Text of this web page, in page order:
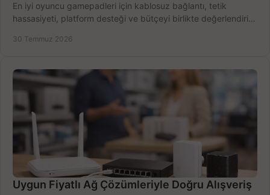
En iyi oyuncu gamepadleri için kablosuz bağlantı, tetik
hassasiyeti, platform desteği ve bütçeyi birlikte değerlendirin;
30 Temmuz 2026
Uygun Fiyatlı Ağ Çözümleriyle Doğru Alışveriş